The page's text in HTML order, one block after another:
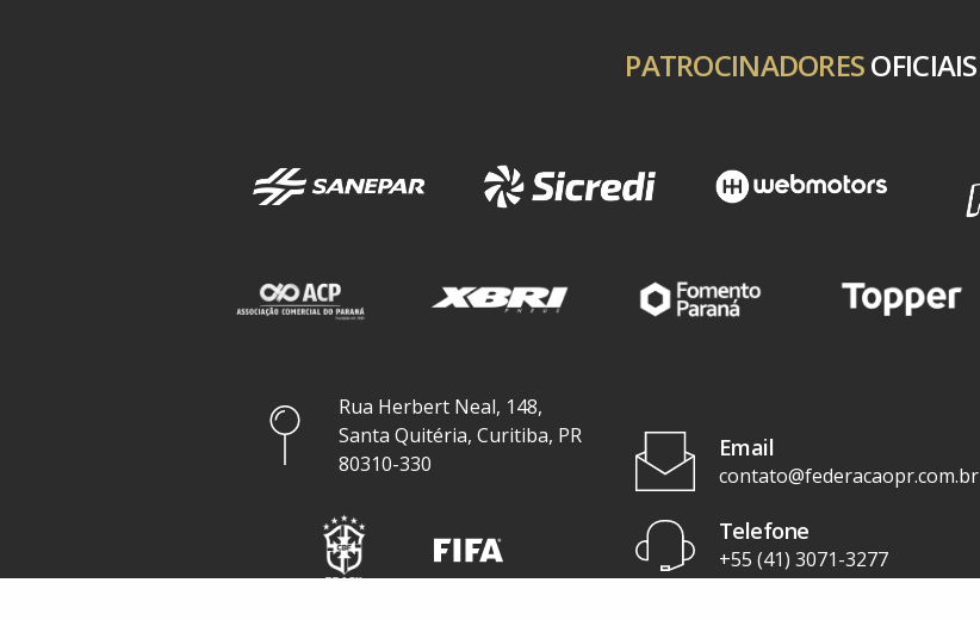
PATROCINADORESOFICIAIS
Rua Herbert Neal, 148,
Santa Quitéria, Curitiba, PR
80310-330
Email
contato@federacaopr.com.br
Telefone
+55 (41) 3071-3277